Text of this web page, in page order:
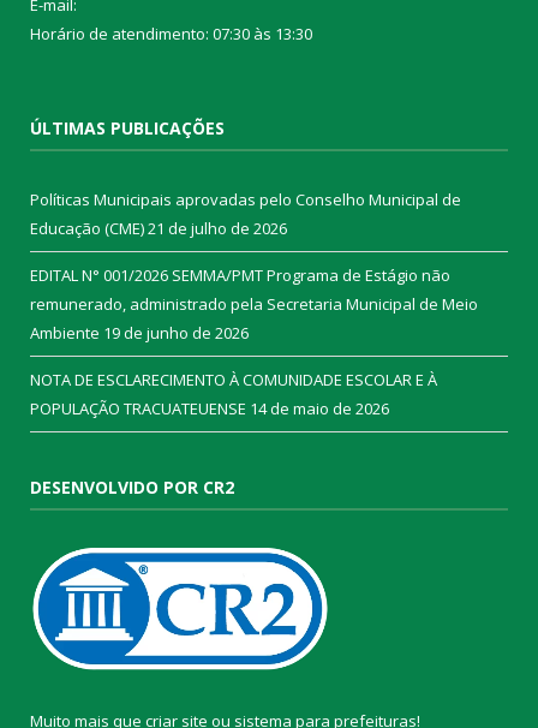
E-mail:
Horário de atendimento: 07:30 às 13:30
ÚLTIMAS PUBLICAÇÕES
Políticas Municipais aprovadas pelo Conselho Municipal de
Educação (CME)21 de julho de 2026
EDITAL N° 001/2026 SEMMA/PMT Programa de Estágio não
remunerado, administrado pela Secretaria Municipal de Meio
Ambiente 19 de junho de 2026
NOTA DE ESCLARECIMENTO À COMUNIDADE ESCOLAR E À
POPULAÇÃO TRACUATEUENSE 14 de maio de 2026
DESENVOLVIDO POR CR2
Muito mais que criar site ou sistema para prefeituras!